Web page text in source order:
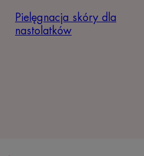
Pielęgnacja skóry dla
nastolatków